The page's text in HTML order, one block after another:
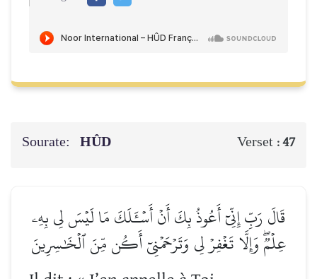
Sourate: HÛD Verset :47
قَالَ رَبِّ إِنِّيٓ أَعُوذُ بِكَ أَنۡ أَسۡـَٔلَكَ مَا لَيۡسَ لِي بِهِۦ
عِلۡمٞۖ وَإِلَّا تَغۡفِرۡ لِي وَتَرۡحَمۡنِيٓ أَكُن مِّنَ ٱلۡخَٰسِرِينَ